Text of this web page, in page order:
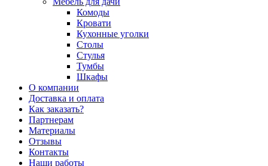
Комоды
Кровати
Кухонные уголки
Столы
Стулья
Тумбы
Шкафы
О компании
Доставка и оплата
Как заказать?
Партнерам
Материалы
Отзывы
Контакты
Наши работы